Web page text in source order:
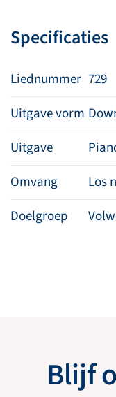
stilte
aantal
Specificaties
Liednummer 729
Uitgave vorm
Uitgave
Omvang
Los
Doelgroep
Blijf